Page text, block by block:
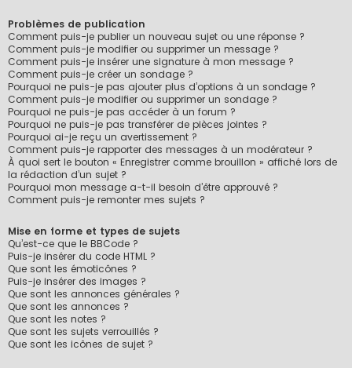
Problèmes de publication
Comment puis-je publier un nouveau sujet ou une réponse ?
Comment puis-je modifier ou supprimer un message ?
Comment puis-je insérer une signature à mon message ?
Comment puis-je créer un sondage ?
Pourquoi ne puis-je pas ajouter plus d’options à un sondage ?
Comment puis-je modifier ou supprimer un sondage ?
Pourquoi ne puis-je pas accéder à un forum ?
Pourquoi ne puis-je pas transférer de pièces jointes ?
Pourquoi ai-je reçu un avertissement ?
Comment puis-je rapporter des messages à un modérateur ?
À quoi sert le bouton « Enregistrer comme brouillon » affiché lors de
la rédaction d’un sujet ?
Pourquoi mon message a-t-il besoin d’être approuvé ?
Comment puis-je remonter mes sujets ?
Mise en forme et types de sujets
Qu’est-ce que le BBCode ?
Puis-je insérer du code HTML ?
Que sont les émoticônes ?
Puis-je insérer des images ?
Que sont les annonces générales ?
Que sont les annonces ?
Que sont les notes ?
Que sont les sujets verrouillés ?
Que sont les icônes de sujet ?